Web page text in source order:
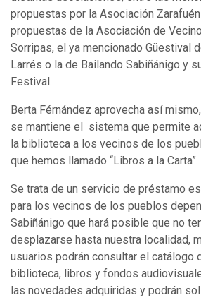
propuestas por la Asociación
propuestas de la Asociación de
Sorripas, el ya mencionado Güestival
Larrés o la de Bailando Sabiñánigo y
Festival.
Berta Férnández aprovecha así
se mantiene el sistema que permite
la biblioteca a los vecinos de los
que hemos llamado “Libros a la Carta”.
Se trata de un servicio de préstamo
para los vecinos de los pueblos
Sabiñánigo que hará posible que no
desplazarse hasta nuestra localidad,
usuarios podrán consultar el catálogo
biblioteca, libros y fondos
las novedades adquiridas y podrán